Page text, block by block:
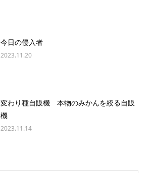
今日の侵入者
2023.11.20
変わり種自販機 本物のみかんを絞る自販
機
2023.11.14